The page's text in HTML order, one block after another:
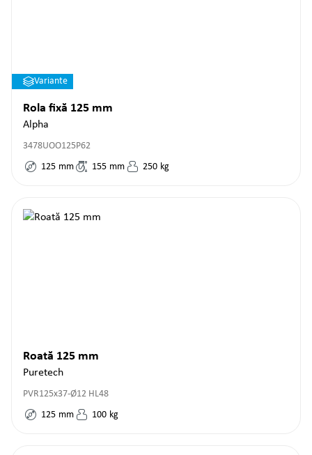
Variante
Rola fixă 125 mm
Alpha
3478UOO125P62
125 mm 155 mm 250 kg
Roată 125 mm
Puretech
PVR125x37-Ø12 HL48
125 mm 100 kg